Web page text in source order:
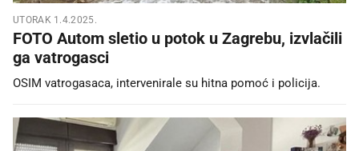
UTORAK 1.4.2025.
FOTO Autom sletio u potok u Zagrebu, izvlačili
ga vatrogasci
OSIM vatrogasaca, intervenirale su hitna pomoć i policija.